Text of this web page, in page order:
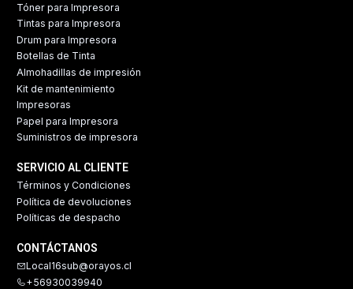
Tóner para Impresora
Tintas para Impresora
Drum para Impresora
Botellas de Tinta
Almohadillas de impresión
Kit de mantenimiento
Impresoras
Papel para Impresora
Suministros de impresora
SERVICIO AL CLIENTE
Términos y Condiciones
Política de devoluciones
Políticas de despacho
CONTÁCTANOS
Local16sub@orayos.cl
+56930039940